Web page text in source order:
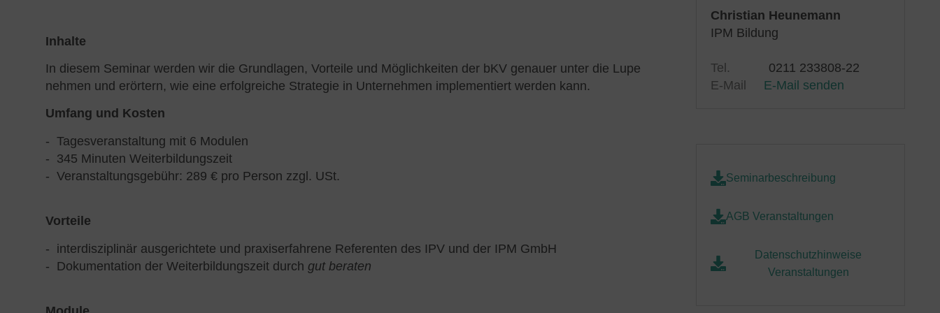
Inhalte
In diesem Seminar werden wir die Grundlagen, Vorteile und Möglichkeiten der bKV genauer unter die Lupe
nehmen und erörtern, wie eine erfolgreiche Strategie in Unternehmen implementiert werden kann.
Umfang und Kosten
Tagesveranstaltung mit 6 Modulen
345 Minuten Weiterbildungszeit
Veranstaltungsgebühr: 289 € pro Person zzgl. USt.
Vorteile
interdisziplinär ausgerichtete und praxiserfahrene Referenten des IPV und der IPM GmbH
Dokumentation der Weiterbildungszeit durch gut beraten
Christian Heunemann
IPM Bildung
Tel.
0211 233808-22
E-Mail
E-Mail senden
Seminarbeschreibung
AGB Veranstaltungen
Datenschutzhinweise
Veranstaltungen